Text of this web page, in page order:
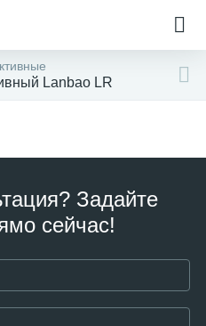
Lanbao LR
Задайте
сейчас!